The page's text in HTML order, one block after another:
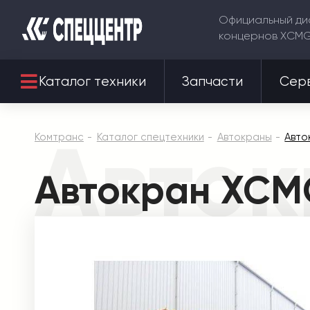
Официальный
концернов
Каталог техники Запчасти
Комтранс Каталог спецтехники Автокраны
Автокран